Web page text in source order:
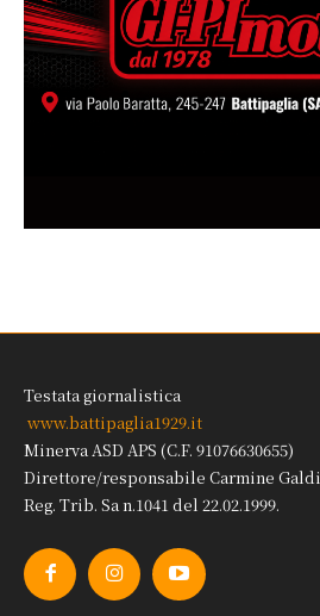
Testata giornalistica
www.battipaglia1929.it
Minerva ASD APS (C.F. 91076630655)
Direttore/responsabile Carmine Galdi
Reg. Trib. Sa n.1041 del 22.02.1999.